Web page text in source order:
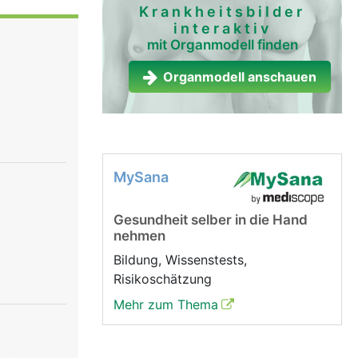
zwei
Krankheitsbilder
interaktiv
mit Organmodell finden
Organmodell anschauen
MySana
Gesundheit selber in die Hand
nehmen
Bildung, Wissenstests,
Risikoschätzung
Mehr zum Thema